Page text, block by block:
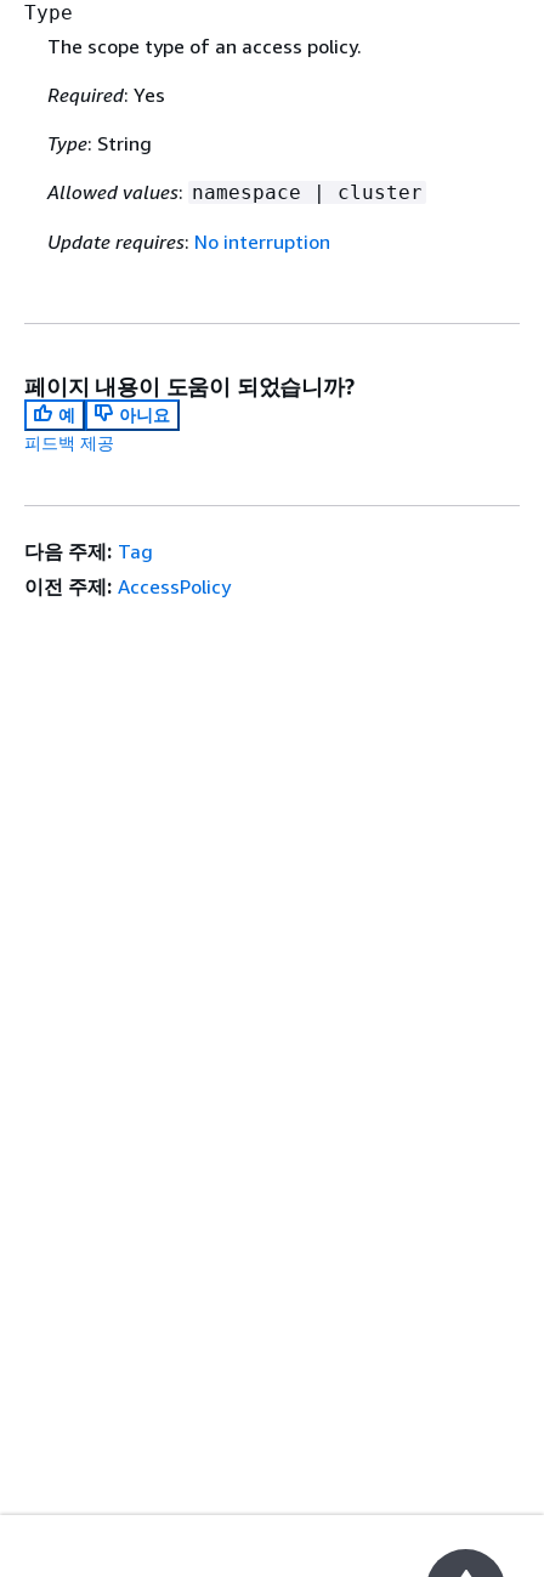
Type
The scope type of an access policy.
Required: Yes
Type: String
Allowed values: namespace | cluster
Update requires: No interruption
페이지 내용이 도움이 되었습니까?
예
아니요
피드백 제공
다음 주제: Tag
이전 주제: AccessPolicy